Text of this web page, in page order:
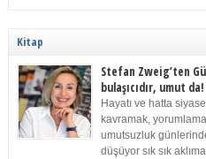
Kitap
Stefan Zweig’ten
bulaşıcıdır, umut
Hayatı ve hatta
kavramak,
umutsuzluk
düşüyor sık sık